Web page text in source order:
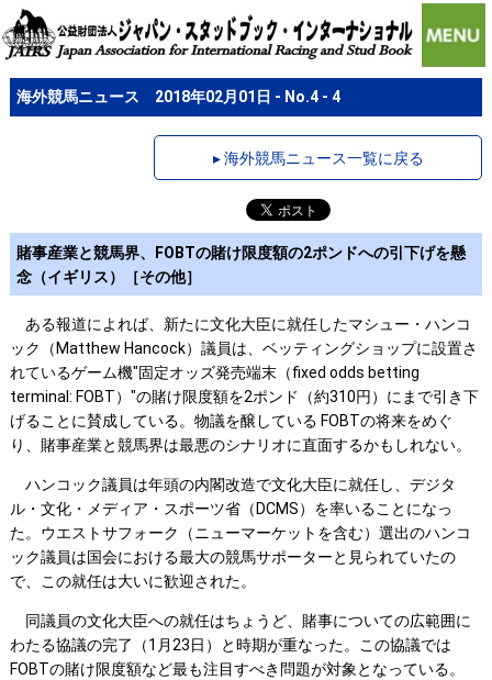
海外競馬ニュース 2018年02月01日 - No.4 - 4
▸ 海外競馬ニュース一覧に戻る
賭事産業と競馬界、FOBTの賭け限度額の2ポンドへの引下げを懸
念（イギリス）［その他］
ある報道によれば、新たに文化大臣に就任したマシュー・ハンコ
ック（Matthew Hancock）議員は、ベッティングショップに設置さ
れているゲーム機"固定オッズ発売端末（fixed odds betting
terminal: FOBT）"の賭け限度額を2ポンド（約310円）にまで引き下
げることに賛成している。物議を醸している FOBTの将来をめぐ
り、賭事産業と競馬界は最悪のシナリオに直面するかもしれない。
ハンコック議員は年頭の内閣改造で文化大臣に就任し、デジタ
ル・文化・メディア・スポーツ省（DCMS）を率いることになっ
た。ウエストサフォーク（ニューマーケットを含む）選出のハンコ
ック議員は国会における最大の競馬サポーターと見られていたの
で、この就任は大いに歓迎された。
同議員の文化大臣への就任はちょうど、賭事についての広範囲に
わたる協議の完了（1月23日）と時期が重なった。この協議では
FOBTの賭け限度額など最も注目すべき問題が対象となっている。